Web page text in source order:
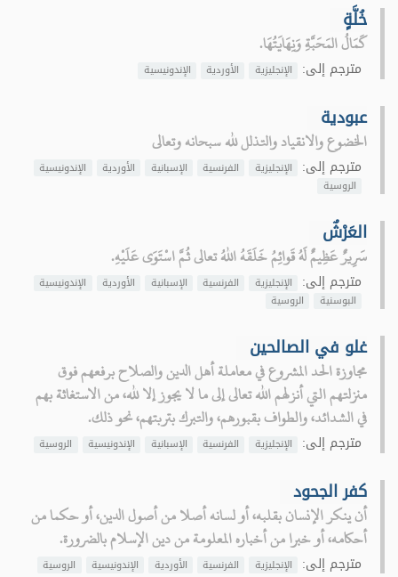
خُلَّةٍ
كَمَالُ المَحَبَّةِ وَنِهَايَتُهَا.
مترجم إلى: الإنجليزية الأوردية الإندونيسية
عبودية
الخضوع والانقياد والتذلل لله سبحانه وتعالى
مترجم إلى: الإنجليزية الفرنسية الإسبانية الأوردية
الإندونيسية
الروسية
العَرْشٌ
سَرِيرٌ عَظِيمٌ لَهُ قَوائِمُ خَلَقَهُ اللهُ تعالى ثُمَّ اسْتَوَى عَلَيْهِ.
مترجم إلى: الإنجليزية الفرنسية الإسبانية الأوردية
الإندونيسية
البوسنية
الروسية
غلو في الصالحين
مجاوزة الحد المشروع في معاملة أهل الدين والصلاح برفعهم فوق
منزلتهم التي أنزلهم الله تعالى إلى ما لا يجوز إلا لله، من الاستغاثة بهم
في الشدائد، والطواف بقبورهم، والتبرك بتربتهم، نحو ذلك.
مترجم إلى: الإنجليزية الفرنسية الإسبانية الإندونيسية الروسية
كفر الجحود
أن ينكر الإنسان بقلبه، أو لسانه أصلا من أصول الدين، أو حكما من
أحكامه، أو خبرا من أخباره المعلومة من دين الإسلام بالضرورة.
مترجم إلى: الإنجليزية الفرنسية الأوردية الإندونيسية الروسية